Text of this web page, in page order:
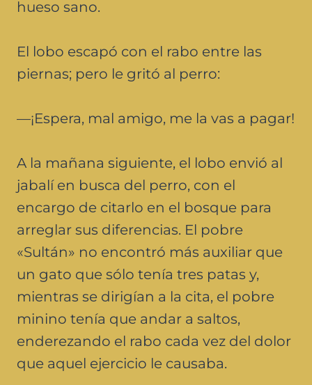
hueso sano.
El lobo escapó con el rabo entre las
piernas; pero le gritó al perro:
—¡Espera, mal amigo, me la vas a pagar!
A la mañana siguiente, el lobo envió al
jabalí en busca del perro, con el
encargo de citarlo en el bosque para
arreglar sus diferencias. El pobre
«Sultán» no encontró más auxiliar que
un gato que sólo tenía tres patas y,
mientras se dirigían a la cita, el pobre
minino tenía que andar a saltos,
enderezando el rabo cada vez del dolor
que aquel ejercicio le causaba.